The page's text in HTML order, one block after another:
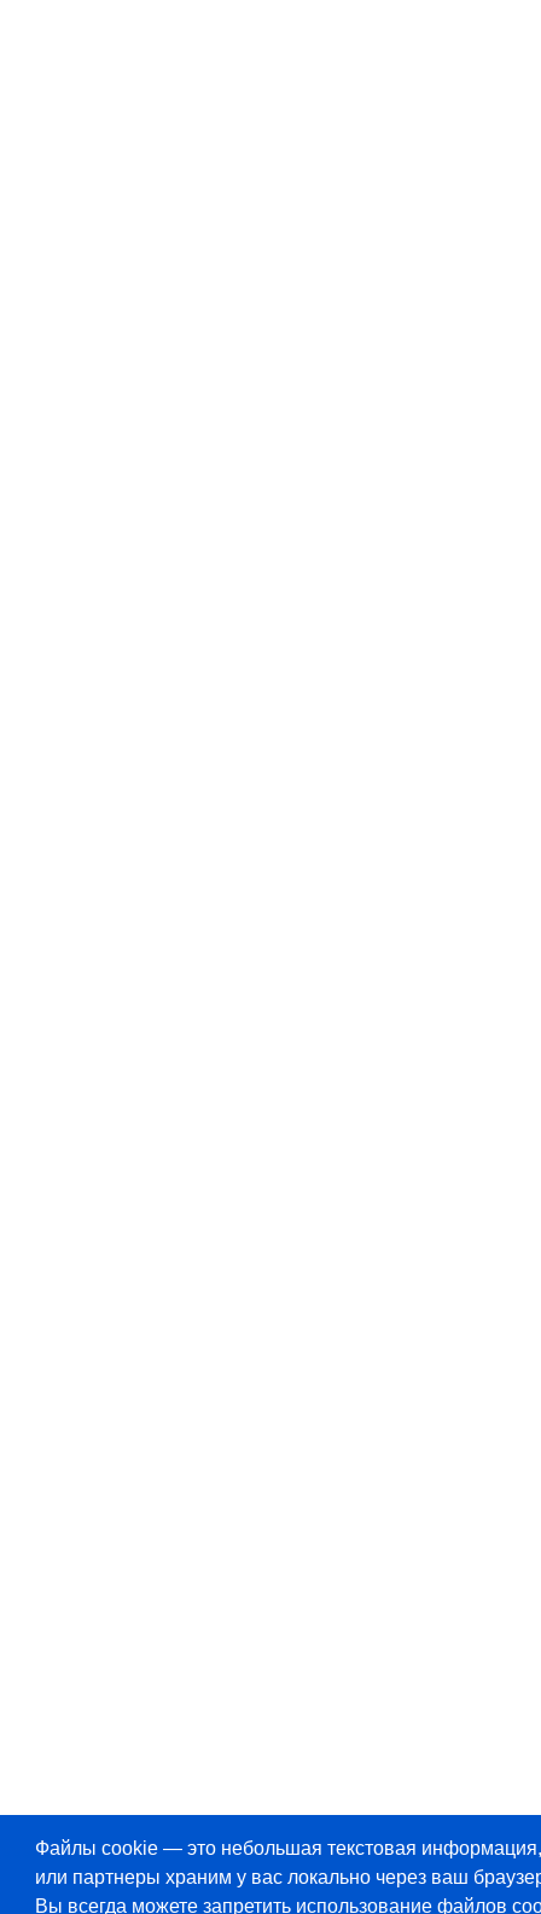
Файлы cookie — это небольшая текстовая
или партнеры храним у вас локально через ваш
Вы всегда можете запретить использование файлов